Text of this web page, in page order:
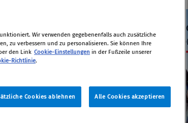
Wir verwenden gegebenenfalls auch zusätzliche
zu verbessern und zu personalisieren. Sie können Ihre
den Link Cookie-Einstellungen in der Fußzeile unserer
Richtlinie.
Cookies ablehnen Alle Cookies akzeptieren